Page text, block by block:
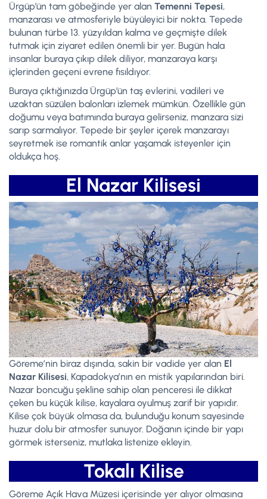
Ürgüp’ün tam göbeğinde yer alan Temenni Tepesi,
manzarası ve atmosferiyle büyüleyici bir nokta. Tepede
bulunan türbe 13. yüzyıldan kalma ve geçmişte dilek
tutmak için ziyaret edilen önemli bir yer. Bugün hala
insanlar buraya çıkıp dilek diliyor, manzaraya karşı
içlerinden geçeni evrene fısıldıyor.
Buraya çıktığınızda Ürgüp’ün taş evlerini, vadileri ve
uzaktan süzülen balonları izlemek mümkün. Özellikle gün
doğumu veya batımında buraya gelirseniz, manzara sizi
sarıp sarmalıyor. Tepede bir şeyler içerek manzarayı
seyretmek ise romantik anlar yaşamak isteyenler için
oldukça hoş.
El Nazar Kilisesi
Göreme’nin biraz dışında, sakin bir vadide yer alan El
Nazar Kilisesi, Kapadokya’nın en mistik yapılarından biri.
Nazar boncuğu şekline sahip olan penceresi ile dikkat
çeken bu küçük kilise, kayalara oyulmuş zarif bir yapıdır.
Kilise çok büyük olmasa da, bulunduğu konum sayesinde
huzur dolu bir atmosfer sunuyor. Doğanın içinde bir yapı
görmek isterseniz, mutlaka listenize ekleyin.
Tokalı Kilise
Göreme Açık Hava Müzesi içerisinde yer alıyor olmasına